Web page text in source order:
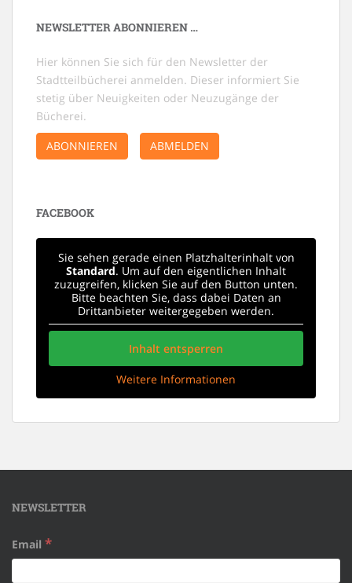
NEWSLETTER ABONNIEREN …
Hier können Sie sich für den Newsletter der
Stadtteilbücherei anmelden. Dieser informiert Sie
stetig über Neuigkeiten oder Neuzugänge der
Bücherei.
ABONNIEREN
ABMELDEN
FACEBOOK
Sie sehen gerade einen Platzhalterinhalt von
Standard. Um auf den eigentlichen Inhalt
zuzugreifen, klicken Sie auf den Button unten.
Bitte beachten Sie, dass dabei Daten an
Drittanbieter weitergegeben werden.
Inhalt entsperren
Weitere Informationen
NEWSLETTER
Email *